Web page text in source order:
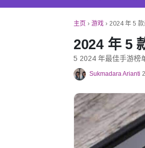
主页 › 游戏 › 2024 年 5
2024 年 5
5 2024 年最佳手游榜
Sukmadara Arianti